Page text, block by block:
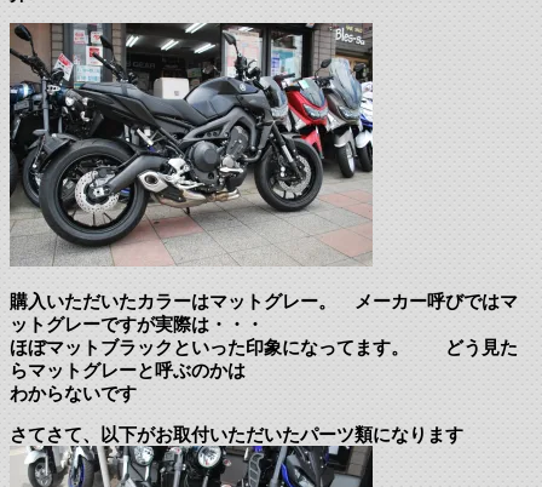
購入いただいたカラーはマットグレー。 メーカー呼びではマ
ットグレーですが実際は・・・
ほぼマットブラックといった印象になってます。 どう見た
らマットグレーと呼ぶのかは
わからないです
さてさて、以下がお取付いただいたパーツ類になります